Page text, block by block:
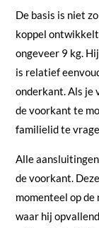
De basis is niet
koppel
ongeveer 9 kg.
is relatief
onderkant. Als je
de voorkant te
familielid te
Alle
de voorkant.
momenteel op
waar hij